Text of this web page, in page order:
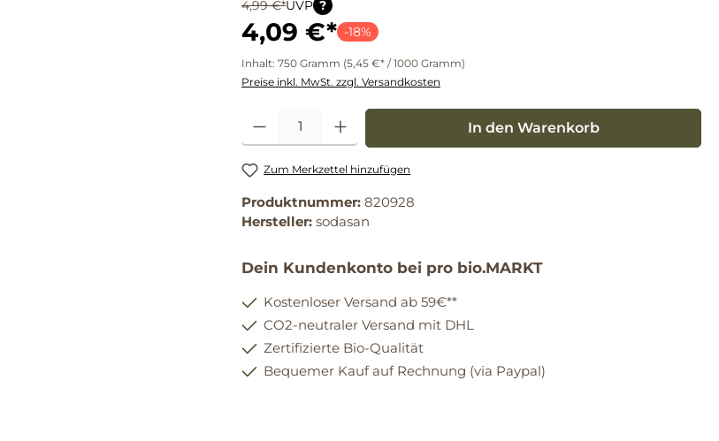
4,99 €*UVP ?
4,09 €* -18%
Inhalt: 750 Gramm (5,45 €* / 1000 Gramm)
Preise inkl. MwSt. zzgl. Versandkosten
Produkt Anzahl: Gib den gewünschten Wert ein oder benutze die Schaltflächen um die
In den Warenkorb
Zum Merkzettel hinzufügen
Produktnummer: 820928
Hersteller: sodasan
Dein Kundenkonto bei pro bio.MARKT
Kostenloser Versand ab 59€**
CO2-neutraler Versand mit DHL
Zertifizierte Bio-Qualität
Bequemer Kauf auf Rechnung (via Paypal)